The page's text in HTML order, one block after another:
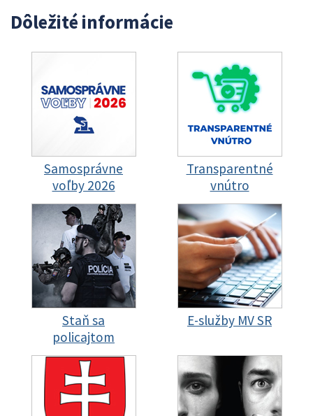
Dôležité informácie
Samosprávne
voľby 2026
Transparentné
vnútro
Staň sa
policajtom
E-služby MV SR